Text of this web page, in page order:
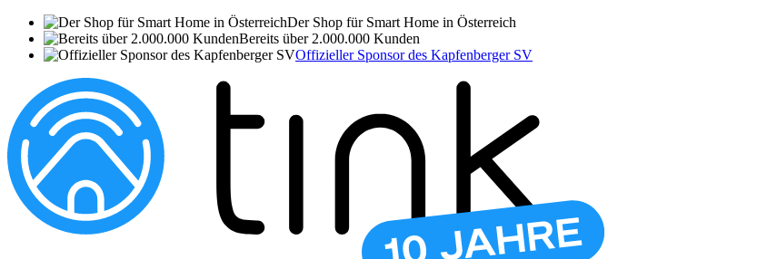
Der Shop für Smart Home in Österreich
Bereits über 2.000.000 Kunden
Offizieller Sponsor des Kapfenberger SV